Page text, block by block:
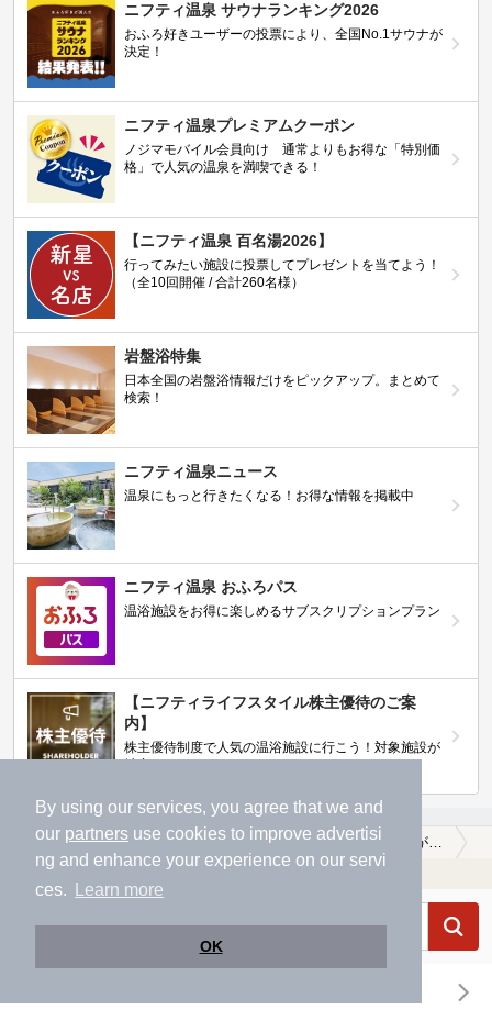
By using our services, you agree that we and
our partners use cookies to improve advertisi
ng and enhance your experience on our servi
ces.
Learn more
OK
ニフティ温泉 サウナランキング2026
おふろ好きユーザーの投票により、全国No.1サウナが
決定！
ニフティ温泉プレミアムクーポン
ノジマモバイル会員向け 通常よりもお得な「特別価
格」で人気の温泉を満喫できる！
【ニフティ温泉 百名湯2026】
行ってみたい施設に投票してプレゼントを当てよう！
（全10回開催 / 合計260名様）
岩盤浴特集
日本全国の岩盤浴情報だけをピックアップ。まとめて
検索！
ニフティ温泉ニュース
温泉にもっと行きたくなる！お得な情報を掲載中
ニフティ温泉 おふろパス
温浴施設をお得に楽しめるサブスクリプションプラン
【ニフティライフスタイル株主優待のご案
内】
株主優待制度で人気の温浴施設に行こう！対象施設が
温泉TOP 東海 岐阜県 本巣郡北方町 冷え性に効能がある本巣郡北方町の温泉、日帰り温泉、スーパー銭湯おすすめ
温浴施設を探す